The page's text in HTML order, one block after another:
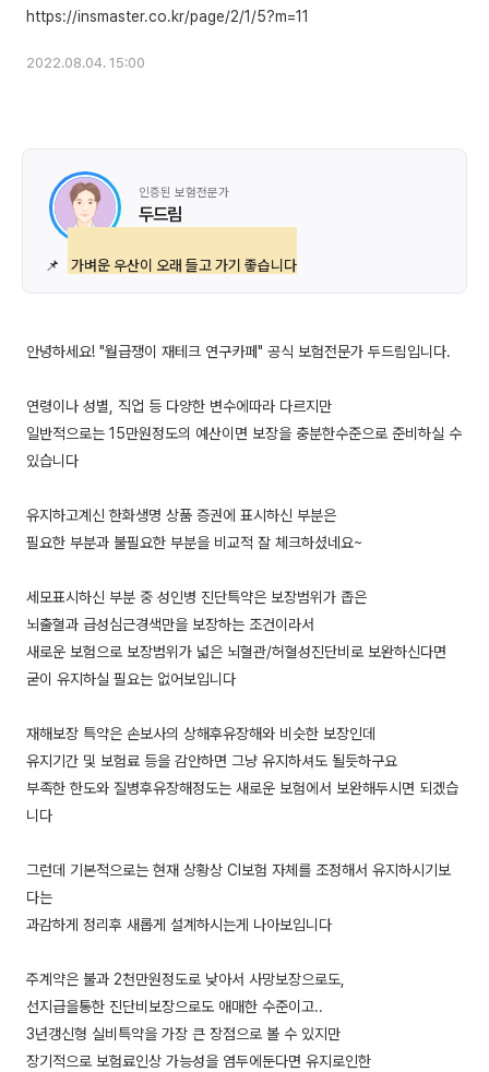
2022.08.04. 15:00
인증된 보험전문가
두드림
📌 가벼운 우산이 오래 들고 가기 좋습니다
안녕하세요! "월급쟁이 재테크 연구카페" 공식 보험전문가 두드림입니다.
연령이나 성별, 직업 등 다양한 변수에따라 다르지만
일반적으로는 15만원정도의 예산이면 보장을 충분한수준으로 준비하실 수
있습니다
유지하고계신 한화생명 상품 증권에 표시하신 부분은
필요한 부분과 불필요한 부분을 비교적 잘 체크하셨네요~
세모표시하신 부분 중 성인병 진단특약은 보장범위가 좁은
뇌출혈과 급성심근경색만을 보장하는 조건이라서
새로운 보험으로 보장범위가 넓은 뇌혈관/허혈성진단비로 보완하신다면
굳이 유지하실 필요는 없어보입니다
재해보장 특약은 손보사의 상해후유장해와 비슷한 보장인데
유지기간 및 보험료 등을 감안하면 그냥 유지하셔도 될듯하구요
부족한 한도와 질병후유장해정도는 새로운 보험에서 보완해두시면 되겠습
니다
그런데 기본적으로는 현재 상황상 CI보험 자체를 조정해서 유지하시기보
다는
과감하게 정리후 새롭게 설계하시는게 나아보입니다
주계약은 불과 2천만원정도로 낮아서 사망보장으로도,
선지급을통한 진단비보장으로도 애매한 수준이고..
3년갱신형 실비특약을 가장 큰 장점으로 볼 수 있지만
장기적으로 보험료인상 가능성을 염두에둔다면 유지로인한